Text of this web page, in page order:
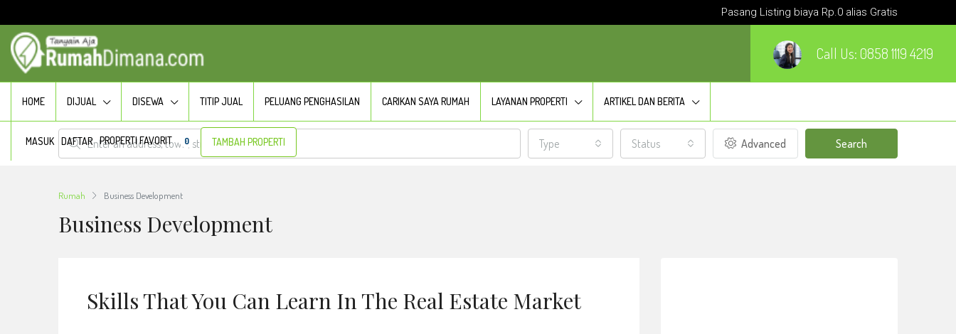
Pasang Listing biaya Rp.0 alias Gratis
Call Us: 0858 1119 4219
HOME DIJUAL DISEWA TITIP JUAL PELUANG PENGHASILAN CARIKAN SAYA RUMAH LAYANAN PROPERTI ARTIKEL DAN BERITA
MASUK DAFTAR PROPERTI FAVORIT 0 TAMBAH PROPERTI Type Status Advanced Search
Rumah Business Development
Business Development
Skills That You Can Learn In The Real Estate Market